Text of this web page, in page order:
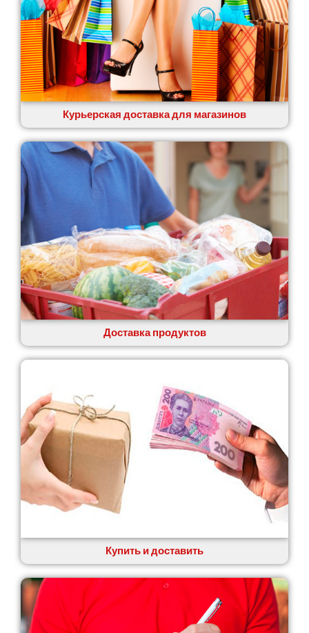
Курьерская доставка для магазинов
Доставка продуктов
Купить и доставить